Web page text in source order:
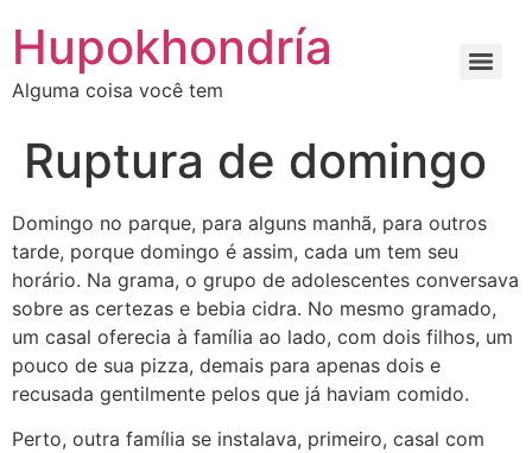
para
conteúdo
Hupokhondría
Alguma coisa você tem
Ruptura de domingo
Domingo no parque, para alguns manhã, para outros
tarde, porque domingo é assim, cada um tem seu
horário. Na grama, o grupo de adolescentes conversava
sobre as certezas e bebia cidra. No mesmo gramado,
um casal oferecia à família ao lado, com dois filhos, um
pouco de sua pizza, demais para apenas dois e
recusada gentilmente pelos que já haviam comido.
Perto, outra família se instalava, primeiro, casal com